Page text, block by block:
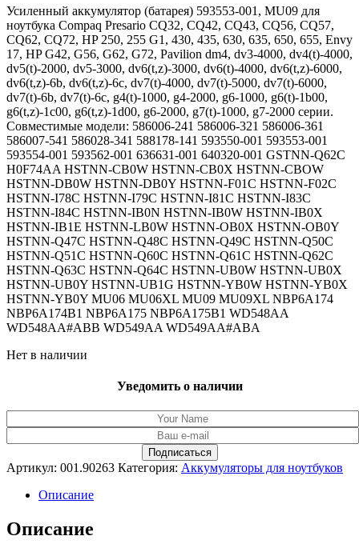
составляла
3,948.00₽.
3,619.00₽.
Усиленный аккумулятор (батарея) 593553-001, MU09 для
ноутбука Compaq Presario CQ32, CQ42, CQ43, CQ56, CQ57,
CQ62, CQ72, HP 250, 255 G1, 430, 435, 630, 635, 650, 655, Envy
17, HP G42, G56, G62, G72, Pavilion dm4, dv3-4000, dv4(t)-4000,
dv5(t)-2000, dv5-3000, dv6(t,z)-3000, dv6(t)-4000, dv6(t,z)-6000,
dv6(t,z)-6b, dv6(t,z)-6c, dv7(t)-4000, dv7(t)-5000, dv7(t)-6000,
dv7(t)-6b, dv7(t)-6c, g4(t)-1000, g4-2000, g6-1000, g6(t)-1b00,
g6(t,z)-1c00, g6(t,z)-1d00, g6-2000, g7(t)-1000, g7-2000 серии.
Совместимые модели: 586006-241 586006-321 586006-361
586007-541 586028-341 588178-141 593550-001 593553-001
593554-001 593562-001 636631-001 640320-001 GSTNN-Q62C
H0F74AA HSTNN-CB0W HSTNN-CB0X HSTNN-CBOW
HSTNN-DB0W HSTNN-DB0Y HSTNN-F01C HSTNN-F02C
HSTNN-I78C HSTNN-I79C HSTNN-I81C HSTNN-I83C
HSTNN-I84C HSTNN-IB0N HSTNN-IB0W HSTNN-IB0X
HSTNN-IB1E HSTNN-LB0W HSTNN-OB0X HSTNN-OB0Y
HSTNN-Q47C HSTNN-Q48C HSTNN-Q49C HSTNN-Q50C
HSTNN-Q51C HSTNN-Q60C HSTNN-Q61C HSTNN-Q62C
HSTNN-Q63C HSTNN-Q64C HSTNN-UB0W HSTNN-UB0X
HSTNN-UB0Y HSTNN-UB1G HSTNN-YB0W HSTNN-YB0X
HSTNN-YB0Y MU06 MU06XL MU09 MU09XL NBP6A174
NBP6A174B1 NBP6A175 NBP6A175B1 WD548AA
WD548AA#ABB WD549AA WD549AA#ABA
Нет в наличии
Уведомить о наличии
Артикул: 001.90263 Категория: Аккумуляторы для ноутбуков
Описание
Описание